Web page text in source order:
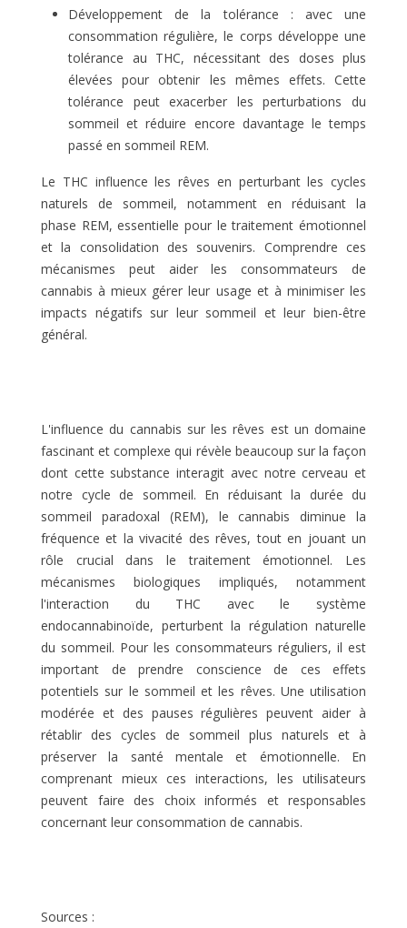
Développement de la tolérance : avec une
consommation régulière, le corps développe une
tolérance au THC, nécessitant des doses plus
élevées pour obtenir les mêmes effets. Cette
tolérance peut exacerber les perturbations du
sommeil et réduire encore davantage le temps
passé en sommeil REM.
Le THC influence les rêves en perturbant les cycles
naturels de sommeil, notamment en réduisant la
phase REM, essentielle pour le traitement émotionnel
et la consolidation des souvenirs. Comprendre ces
mécanismes peut aider les consommateurs de
cannabis à mieux gérer leur usage et à minimiser les
impacts négatifs sur leur sommeil et leur bien-être
général.
L'influence du cannabis sur les rêves est un domaine
fascinant et complexe qui révèle beaucoup sur la façon
dont cette substance interagit avec notre cerveau et
notre cycle de sommeil. En réduisant la durée du
sommeil paradoxal (REM), le cannabis diminue la
fréquence et la vivacité des rêves, tout en jouant un
rôle crucial dans le traitement émotionnel. Les
mécanismes biologiques impliqués, notamment
l'interaction du THC avec le système
endocannabinoïde, perturbent la régulation naturelle
du sommeil. Pour les consommateurs réguliers, il est
important de prendre conscience de ces effets
potentiels sur le sommeil et les rêves. Une utilisation
modérée et des pauses régulières peuvent aider à
rétablir des cycles de sommeil plus naturels et à
préserver la santé mentale et émotionnelle. En
comprenant mieux ces interactions, les utilisateurs
peuvent faire des choix informés et responsables
concernant leur consommation de cannabis.
Sources :